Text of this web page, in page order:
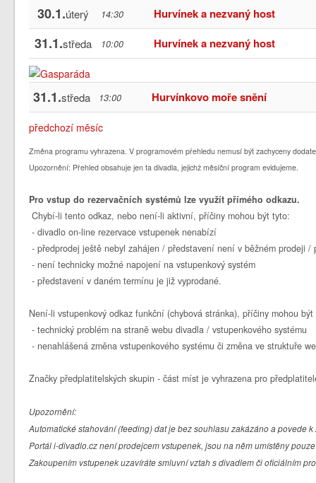
30.1.úterý 14:30 Hurvínek a nezvaný host
31.1.středa 10:00 Hurvínek a nezvaný host
31.1.středa 13:00 Hurvínkovo moře snění
předchozí měsíc
Změna programu vyhrazena. V programovém přehledu nemusí být zachyceny
Upozornění: Přehled obsahuje jen ta divadla, jejichž měsíční program evidujeme.
Pro vstup do rezervačních systémů lze využít přímého odkazu.
Chybí-li tento odkaz, nebo není-li aktivní, příčiny mohou být tyto:
- divadlo on-line rezervace vstupenek nenabízí
- předprodej ještě nebyl zahájen / představení není v běžném prodeji /
- není technicky možné napojení na vstupenkový systém
- představení v daném termínu je již vyprodané.
Není-li vstupenkový odkaz funkční (chybová stránka), příčiny mohou
- technický problém na straně webu divadla / vstupenkového systému
- nenahlášená změna vstupenkového systému či změna ve struktuře
Značky předplatitelských skupin - část míst je vyhrazena pro
Upozornění:
Automatické stahování (feeding) dat je bez souhlasu zakázáno a povede
Portál i-divadlo.cz není prodejcem vstupenek, jsou na něm umístěny
Zakoupením vstupenek uzavíráte smluvní vztah s divadlem či oficiálním